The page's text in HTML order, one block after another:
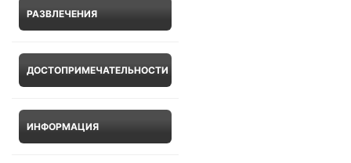
РАЗВЛЕЧЕНИЯ
ДОСТОПРИМЕЧАТЕЛЬНОСТИ
ИНФОРМАЦИЯ